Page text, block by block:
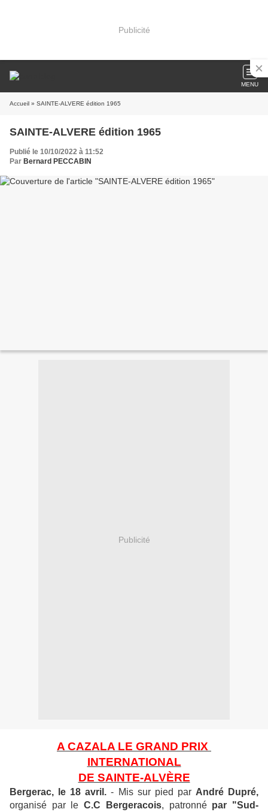
Publicité
MENU
Accueil » SAINTE-ALVERE édition 1965
SAINTE-ALVERE édition 1965
Publié le 10/10/2022 à 11:52
Par Bernard PECCABIN
Publicité
A CAZALA LE GRAND PRIX
INTERNATIONAL
DE SAINTE-ALVÈRE
Bergerac, le 18 avril. - Mis sur pied par André Dupré,
organisé par leC.C Bergeracois, patronné par "Sud-